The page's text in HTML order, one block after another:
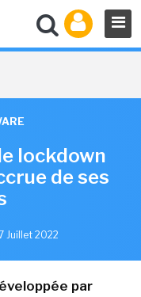
lockdown
de ses
Juillet 2022
par